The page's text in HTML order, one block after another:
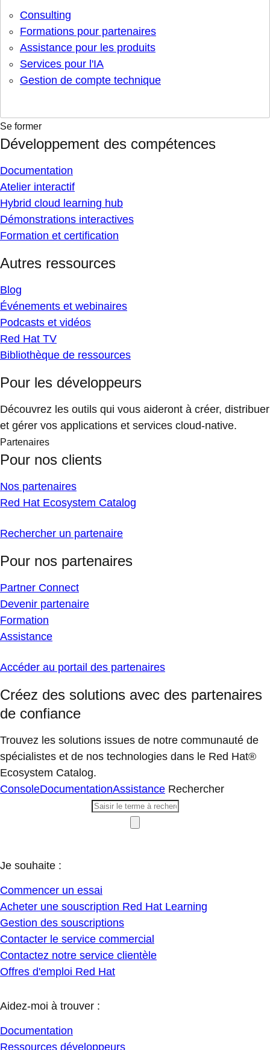
Consulting
Formations pour partenaires
Assistance pour les produits
Services pour l'IA
Gestion de compte technique
Se former
Développement des compétences
Documentation
Atelier interactif
Hybrid cloud learning hub
Démonstrations interactives
Formation et certification
Autres ressources
Blog
Événements et webinaires
Podcasts et vidéos
Red Hat TV
Bibliothèque de ressources
Pour les développeurs
Découvrez les outils qui vous aideront à créer, distribuer
et gérer vos applications et services cloud-native.
Partenaires
Pour nos clients
Nos partenaires
Red Hat Ecosystem Catalog
Rechercher un partenaire
Pour nos partenaires
Partner Connect
Devenir partenaire
Formation
Assistance
Accéder au portail des partenaires
Créez des solutions avec des partenaires
de confiance
Trouvez les solutions issues de notre communauté de
spécialistes et de nos technologies dans le Red Hat®
Ecosystem Catalog.
ConsoleDocumentationAssistance Rechercher
Je souhaite :
Commencer un essai
Acheter une souscription Red Hat Learning
Gestion des souscriptions
Contacter le service commercial
Contactez notre service clientèle
Offres d'emploi Red Hat
Aidez-moi à trouver :
Documentation
Ressources développeurs